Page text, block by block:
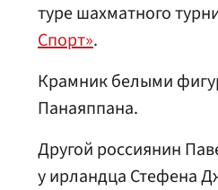
туре шахматного
Спорт».
Крамник белыми
Панаяппана.
Другой россиянин
у ирландца Стефена